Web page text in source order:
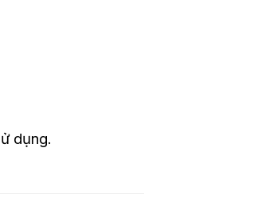
dụng.